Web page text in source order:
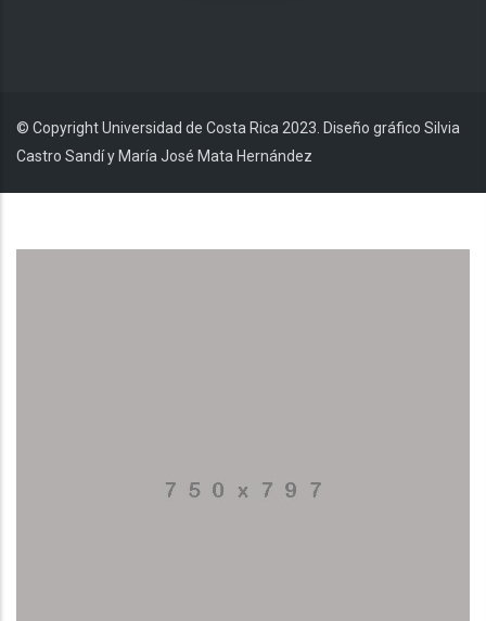
© Copyright Universidad de Costa Rica 2023. Diseño gráfico Silvia
Castro Sandí y María José Mata Hernández